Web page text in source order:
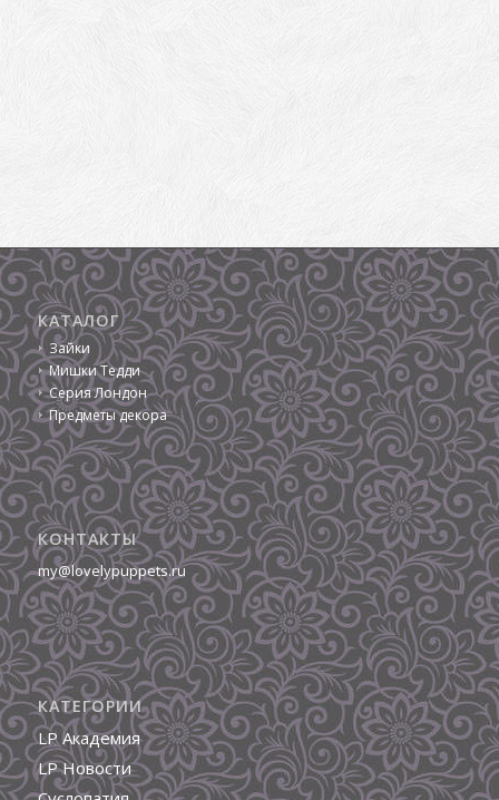
КАТАЛОГ
Зайки
Мишки Тедди
Серия Лондон
Предметы декора
КОНТАКТЫ
my@lovelypuppets.ru
КАТЕГОРИИ
LP Академия
LP Новости